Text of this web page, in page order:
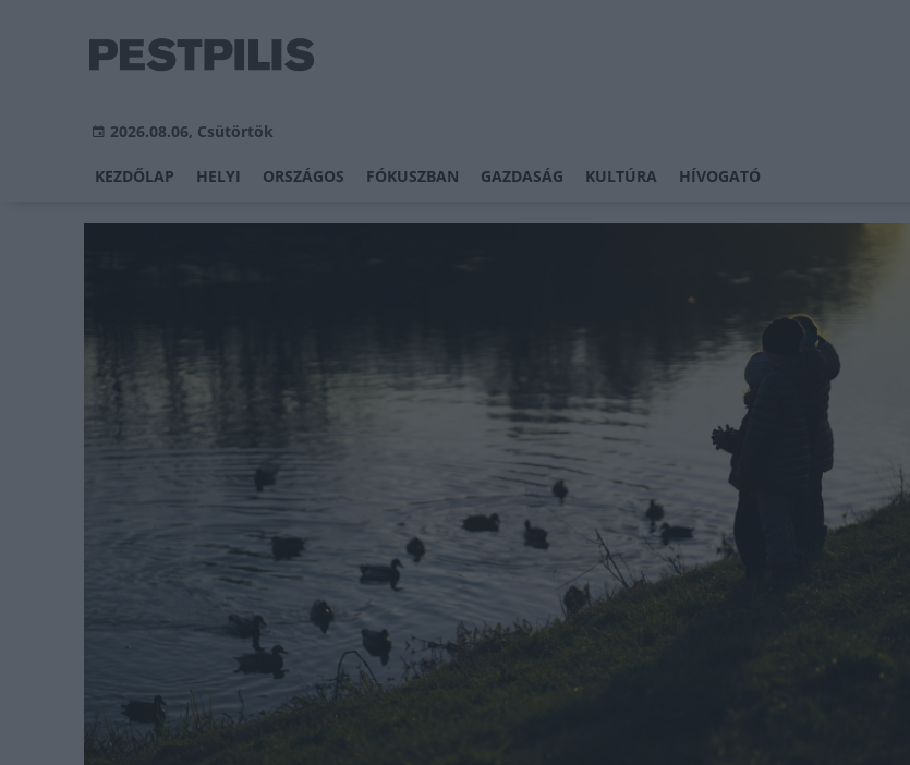
2026.08.06, Csütörtök
KEZDŐLAP HELYI ORSZÁGOS FÓKUSZBAN GAZDASÁG KULTÚRA HÍVOGATÓ